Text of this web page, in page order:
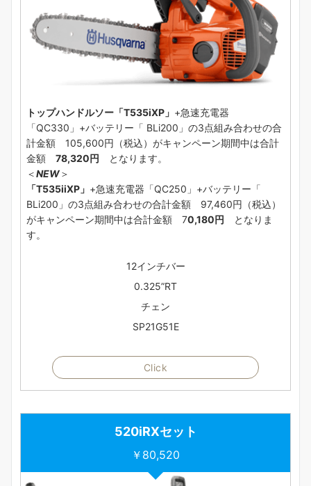
トップハンドルソー「T535iXP」 +急速充電器
「QC330」+バッテリー「 BLi200」の3点組み合わせの合
計金額 105,600円（税込）がキャンペーン期間中は合計
金額 78,320円 となります。
＜NEW＞
「T535iiXP」 +急速充電器「QC250」+バッテリー「
BLi200」の3点組み合わせの合計金額 97,460円（税込）
がキャンペーン期間中は合計金額 70,180円 となりま
す。
12インチバー
0.325”RT
チェン
SP21G51E
Click
520iRXセット
￥80,520